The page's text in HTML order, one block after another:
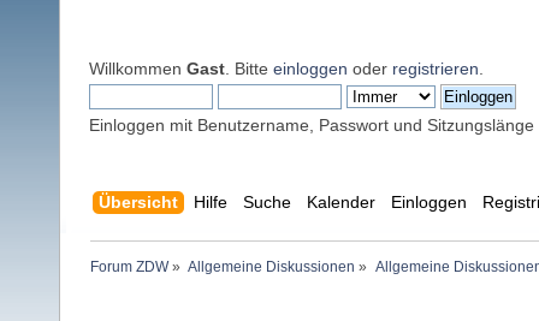
Willkommen Gast . Bitte einloggen oder registrieren
Einloggen mit Benutzername, Passwort und Sitzungslänge
Übersicht Hilfe Suche Kalender Einloggen
Forum ZDW» Allgemeine Diskussionen » Allgemeine